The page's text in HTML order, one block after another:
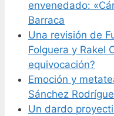
envenedado:
Barraca
Una revisión de
Folguera y Rakel
equivocación?
Emoción y
Sánchez
Un dardo